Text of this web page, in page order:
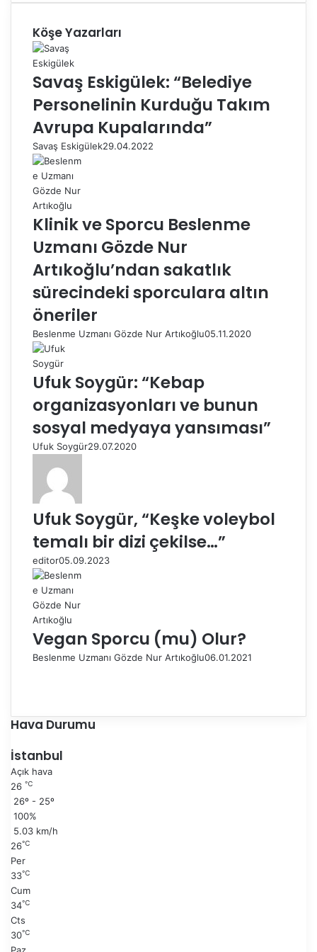
Köşe Yazarları
Savaş Eskigülek: “Belediye
Personelinin Kurduğu Takım
Avrupa Kupalarında”
Savaş Eskigülek29.04.2022
Klinik ve Sporcu Beslenme
Uzmanı Gözde Nur
Artıkoğlu’ndan sakatlık
sürecindeki sporculara altın
öneriler
Beslenme Uzmanı Gözde Nur Artıkoğlu05.11.2020
Ufuk Soygür: “Kebap
organizasyonları ve bunun
sosyal medyaya yansıması”
Ufuk Soygür29.07.2020
Ufuk Soygür, “Keşke voleybol
temalı bir dizi çekilse…”
editor05.09.2023
Vegan Sporcu (mu) Olur?
Beslenme Uzmanı Gözde Nur Artıkoğlu06.01.2021
e
k
s
a
a
n
k
i
y
f
Hava Durumu
İstanbul
Açık hava
26 ℃
26º - 25º
100%
5.03 km/h
26℃
Per
33℃
Cum
34℃
Cts
30℃